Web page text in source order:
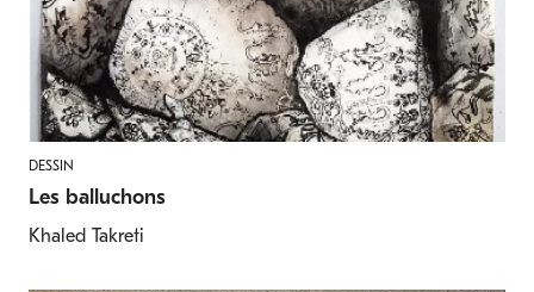
DESSIN
Les balluchons
Khaled Takreti